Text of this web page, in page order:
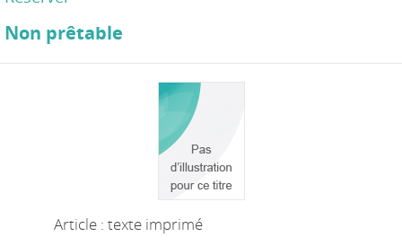
Non prêtable
Article : texte imprimé